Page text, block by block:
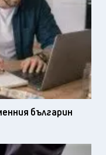
българин